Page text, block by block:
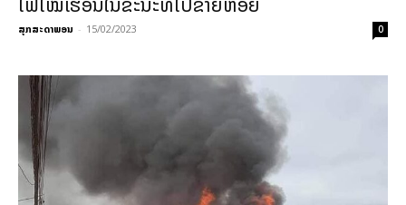
ສຸກສະດາພອນ - 15/02/2023 0